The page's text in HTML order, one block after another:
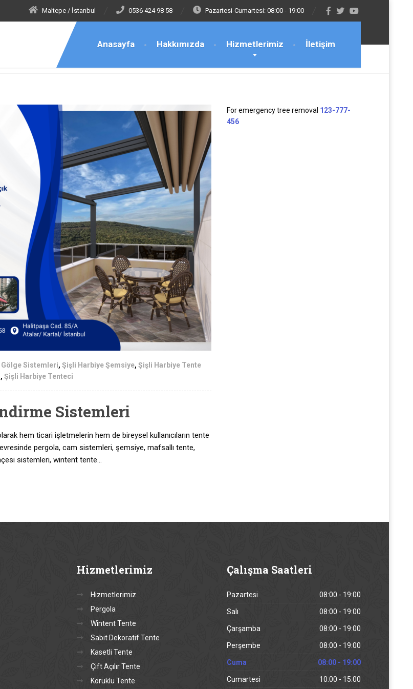
Maltepe / İstanbul 0536 424 98 58 Pazartesi-Cumartesi: 08:00 - 19:00
Anasayfa Hakkımızda Hizmetlerimiz İletişim
Sistemleri, Şişli Harbiye Şemsiye, Şişli Harbiye Tente
, Şişli Harbiye Tenteci
Sistemleri
hem ticari işletmelerin hem de bireysel kullanıcıların tente
pergola, cam sistemleri, şemsiye, mafsallı tente,
sistemleri, wintent tente…
For emergency tree removal 123-777-
456
Hizmetlerimiz
Hizmetlerimiz
Pergola
Wintent Tente
Sabit Dekoratif Tente
Kasetli Tente
Çift Açılır Tente
Körüklü Tente
Çalışma Saatleri
Pazartesi 08:00 - 19:00
Salı 08:00 - 19:00
Çarşamba 08:00 - 19:00
Perşembe 08:00 - 19:00
Cuma 08:00 - 19:00
Cumartesi 10:00 - 15:00